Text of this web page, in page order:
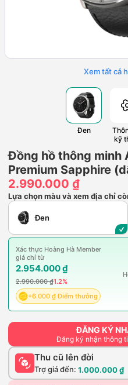
Xem tất cả
Đen
kỹ
Đồng hồ thông minh
Premium Sapphire
2.990.000 ₫
Lựa chọn màu và xem địa chỉ
Đen
Xác thực Hoàng Hà Member
giá chỉ từ
2.954.000 ₫
2.990.000 ₫1.2%
+6.000 ₫ Điểm thưởng
ĐĂNG KÝ
Đăng ký nhận thông
Thu cũ lên đời
Trợ giá đến: 1.000.000 ₫